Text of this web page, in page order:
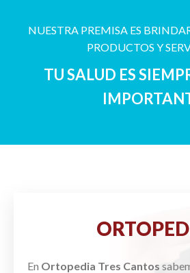
NUESTRA PREMISA ES
PRODUCTOS Y
TU SALUD ES
En Ortopedia Tres Cantos